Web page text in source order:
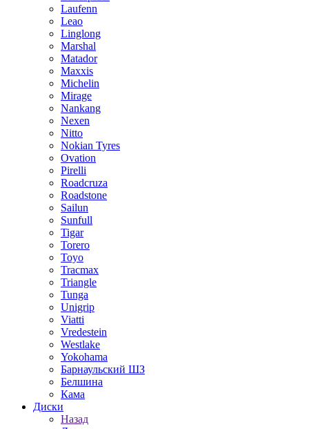
Laufenn
Leao
Linglong
Marshal
Matador
Maxxis
Michelin
Mirage
Nankang
Nexen
Nitto
Nokian Tyres
Ovation
Pirelli
Roadcruza
Roadstone
Sailun
Sunfull
Tigar
Torero
Toyo
Tracmax
Triangle
Tunga
Unigrip
Viatti
Vredestein
Westlake
Yokohama
Барнаульский ШЗ
Белшина
Кама
Диски
Назад